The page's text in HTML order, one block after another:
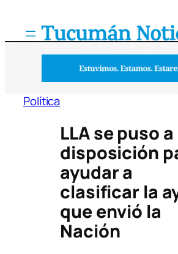
Política
LLA se puso a
disposición
ayudar a
clasificar la
que envió la
Nación